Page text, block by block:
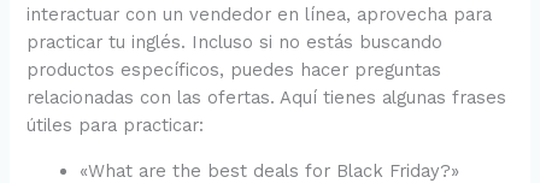
interactuar con un vendedor en línea, aprovecha para
practicar tu inglés. Incluso si no estás buscando
productos específicos, puedes hacer preguntas
relacionadas con las ofertas. Aquí tienes algunas frases
útiles para practicar:
«What are the best deals for Black Friday?»